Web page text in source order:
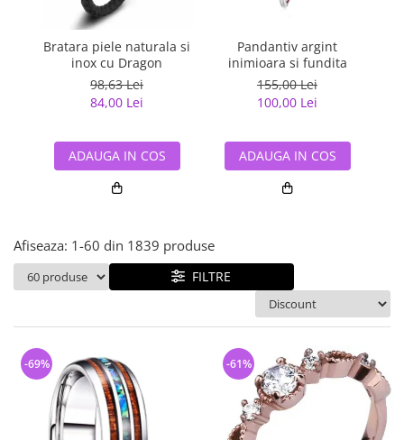
semipretioase
Bijuterii argint placat cu aur
Bijuterii argint cu diverse
Bijuterii de Lux
Bijuterii gotice si rock
Bijuterii Handmade
Bijuterii fantezie
Bijuterii tungsten
Solutii si lavete de curatare
bijuterii argint
Bratara piele naturala si
inox cu Dragon
98,63 Lei
84,00 Lei
ADAUGA IN COS
Pandantiv argint
inimioara si fundita
155,00 Lei
100,00 Lei
ADAUGA IN COS
Afiseaza: 1-60 din 1839 produse
FILTRE
-69% -61%